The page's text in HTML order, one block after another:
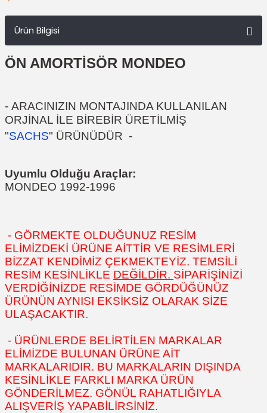
Ürün Bilgisi
ÖN AMORTİSÖR MONDEO
- ARACINIZIN MONTAJINDA KULLANILAN
ORJİNAL İLE BİREBİR ÜRETİLMİŞ
"SACHS" ÜRÜNÜDÜR -
Uyumlu Olduğu Araçlar:
MONDEO 1992-1996
- GÖRMEKTE OLDUĞUNUZ RESİM
ELİMİZDEKİ ÜRÜNE AİTTİR VE RESİMLERİ
BİZZAT KENDİMİZ ÇEKMEKTEYİZ. TEMSİLİ
RESİM KESİNLİKLE DEĞİLDİR. SİPARİŞİNİZİ
VERDİĞİNİZDE RESİMDE GÖRDÜĞÜNÜZ
ÜRÜNÜN AYNISI EKSİKSİZ OLARAK SİZE
ULAŞACAKTIR.
- ÜRÜNLERDE BELİRTİLEN MARKALAR
ELİMİZDE BULUNAN ÜRÜNE AİT
MARKALARIDIR. BU MARKALARIN DIŞINDA
KESİNLİKLE FARKLI MARKA ÜRÜN
GÖNDERİLMEZ. GÖNÜL RAHATLIĞIYLA
ALIŞVERİŞ YAPABİLİRSİNİZ.